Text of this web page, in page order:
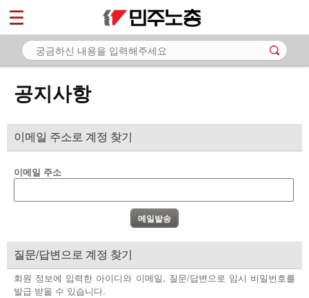
공지사항
이메일 주소로 계정 찾기
이메일 주소
질문/답변으로 계정 찾기
회원 정보에 입력한 아이디와 이메일, 질문/답변으로 임시 비밀번호를
발급 받을 수 있습니다.
마이페이지
소개
- 공지사항
- 성명·보도
부설기관
업무